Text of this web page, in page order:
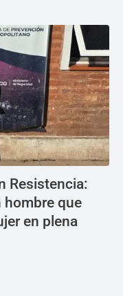
Resistencia:
hombre que
en plena